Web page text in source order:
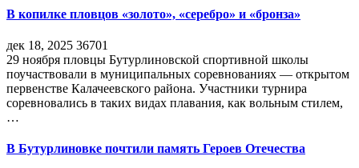
В копилке пловцов «золото», «серебро» и «бронза»
дек 18, 2025 36701
29 ноября пловцы Бутурлиновской спортивной школы
поучаствовали в муниципальных соревнованиях — открытом
первенстве Калачеевского района. Участники турнира
соревновались в таких видах плавания, как вольным стилем,
…
В Бутурлиновке почтили память Героев Отечества